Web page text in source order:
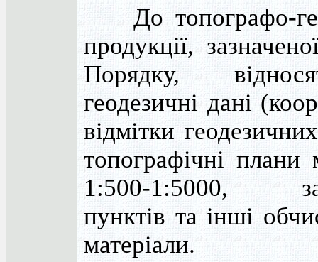
До топографо-
продукції,
Порядку,
геодезичні дані
відмітки
топографічні плани
1:500-1:5000,
пунктів та інші
матеріали.